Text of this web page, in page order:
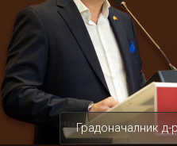
Градоначалник